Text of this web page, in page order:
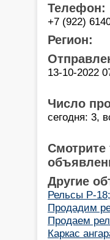
Телефон:
+7 (922)
Регион:
13-10-2022
Число
сегодня: 3,
Другие
Рельсы Р-
Продадим
Продаем
Каркас